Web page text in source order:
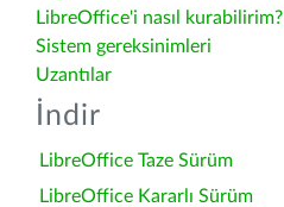
LibreOffice'i nasıl kurabilirim?
Sistem gereksinimleri
Uzantılar
İndir
LibreOffice Taze Sürüm
LibreOffice Kararlı Sürüm